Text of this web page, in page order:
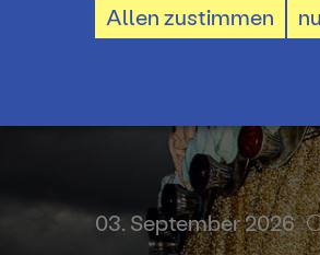
03. September 2026
September 2026
Allen zustimmen